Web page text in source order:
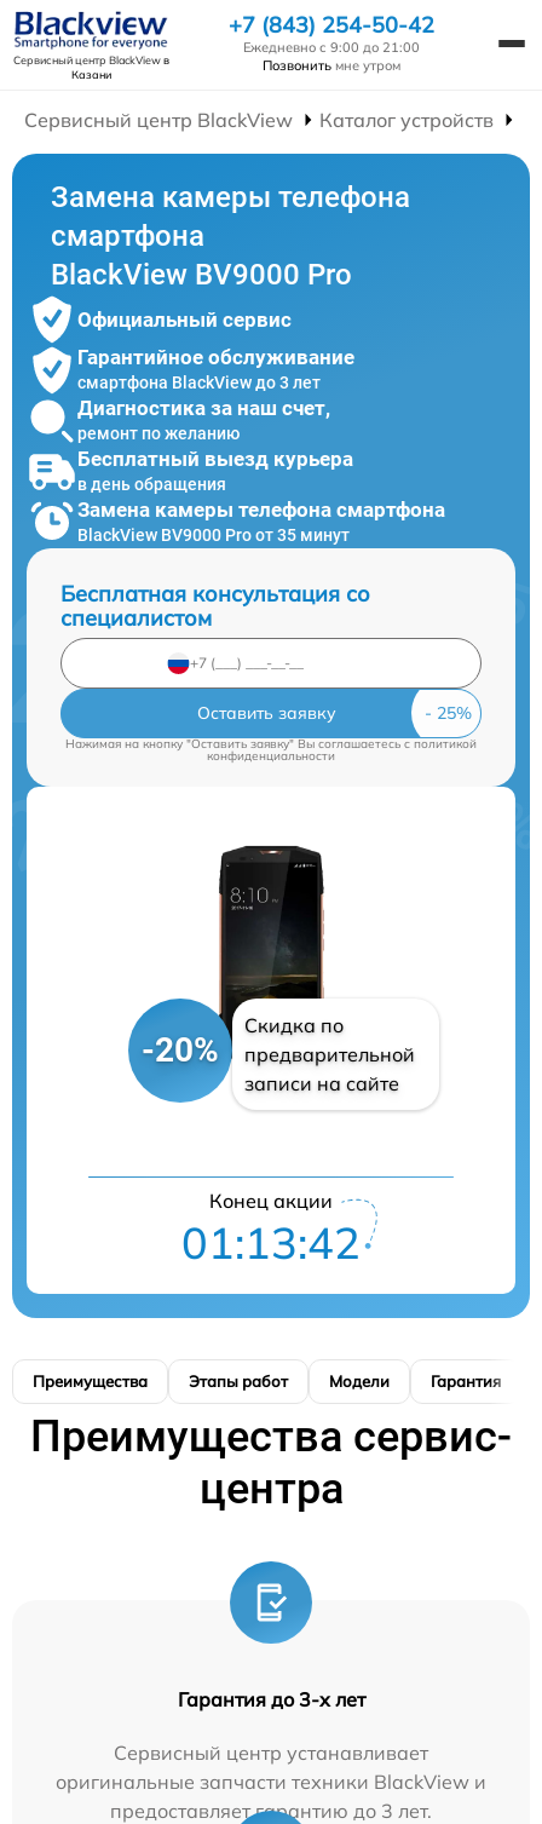
Сервисный центр BlackViewв
Казани
+7 (843) 254-50-42
Ежедневно с 9:00 до 21:00
Позвонить мне утром
Сервисный центр BlackView Каталог устройств
Замена камеры телефона
смартфона
BlackView BV9000 Pro
Официальный сервис
Гарантийное обслуживание
смартфона BlackView до 3 лет
Диагностика за наш счет,
ремонт по желанию
Бесплатный выезд курьера
в день обращения
Замена камеры телефона смартфона
BlackView BV9000 Pro от 35 минут
Бесплатная консультация со
специалистом
Оставить заявку
Нажимая на кнопку "Оставить заявку" Вы соглашаетесь cполитикой
конфиденциальности
-20%
Скидка по
предварительной
записи на сайте
Конец акции
01:13:41
Преимущества Этапы работ Модели Гарантия
Преимущества сервис-
центра
Гарантия до 3-х лет
Сервисный центр устанавливает
оригинальные запчасти техники BlackView и
предоставляет гарантию до 3 лет.